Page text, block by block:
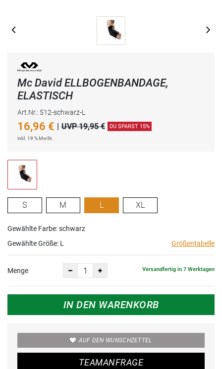
Mc David ELLBOGENBANDAGE,
ELASTISCH
Art.Nr.: 512-schwarz-L
16,96 € | UVP 19,95 € DU SPARST 15%
inkl. 19 % MwSt.
S M L XL
Gewählte Farbe: schwarz
Gewählte Größe: L Größentabelle
Menge Versandfertig in 7 Werktagen
IN DEN WARENKORB
AUF DEN WUNSCHZETTEL
TEAMANFRAGE